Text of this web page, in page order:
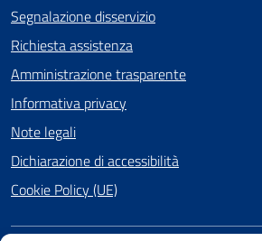
Segnalazione disservizio
Richiesta assistenza
Amministrazione trasparente
Informativa privacy
Note legali
Dichiarazione di accessibilità
Cookie Policy (UE)